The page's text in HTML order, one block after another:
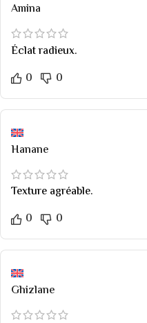
Amina
Éclat radieux.
0
0
Hanane
Texture agréable.
0
0
Ghizlane